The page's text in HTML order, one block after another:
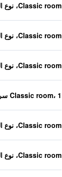
Classic room، نوع السرير غير معروف
Classic room، نوع السرير غير معروف
Classic room، نوع السرير غير معروف
Classic room، 1 سرير توأم
Classic room، نوع السرير غير معروف
Classic room، نوع السرير غير معروف